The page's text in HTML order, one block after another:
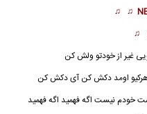
♫ ♫
♫
غیر از خودتو ولش کن
اومد دکش کن آی دکش کن
خودم نیست اگه فهمید اگه فهمید